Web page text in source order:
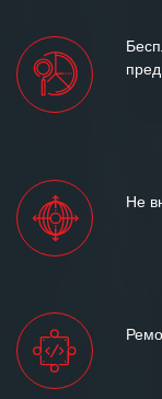
Не